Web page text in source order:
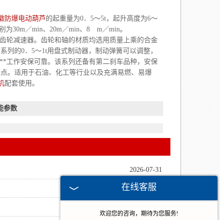
防爆电动葫芦 的起重量为0．5～5t，起升高度为6～
为30m／min、20m／min、8 m／min。
轮减速器。齿轮和轴的材质均选用质量上乘的合金
的0．5～1t用盘式制动器，制动弹簧可以调整，
工作安保可靠。该系列还备有第二刹车品种，安保
。适用于石油、化工等行业以及充满易燃、易爆
配套使用。
参数
2026-07-31
2026-07-24
在线客服
欢迎您的咨询，期待为您服务!